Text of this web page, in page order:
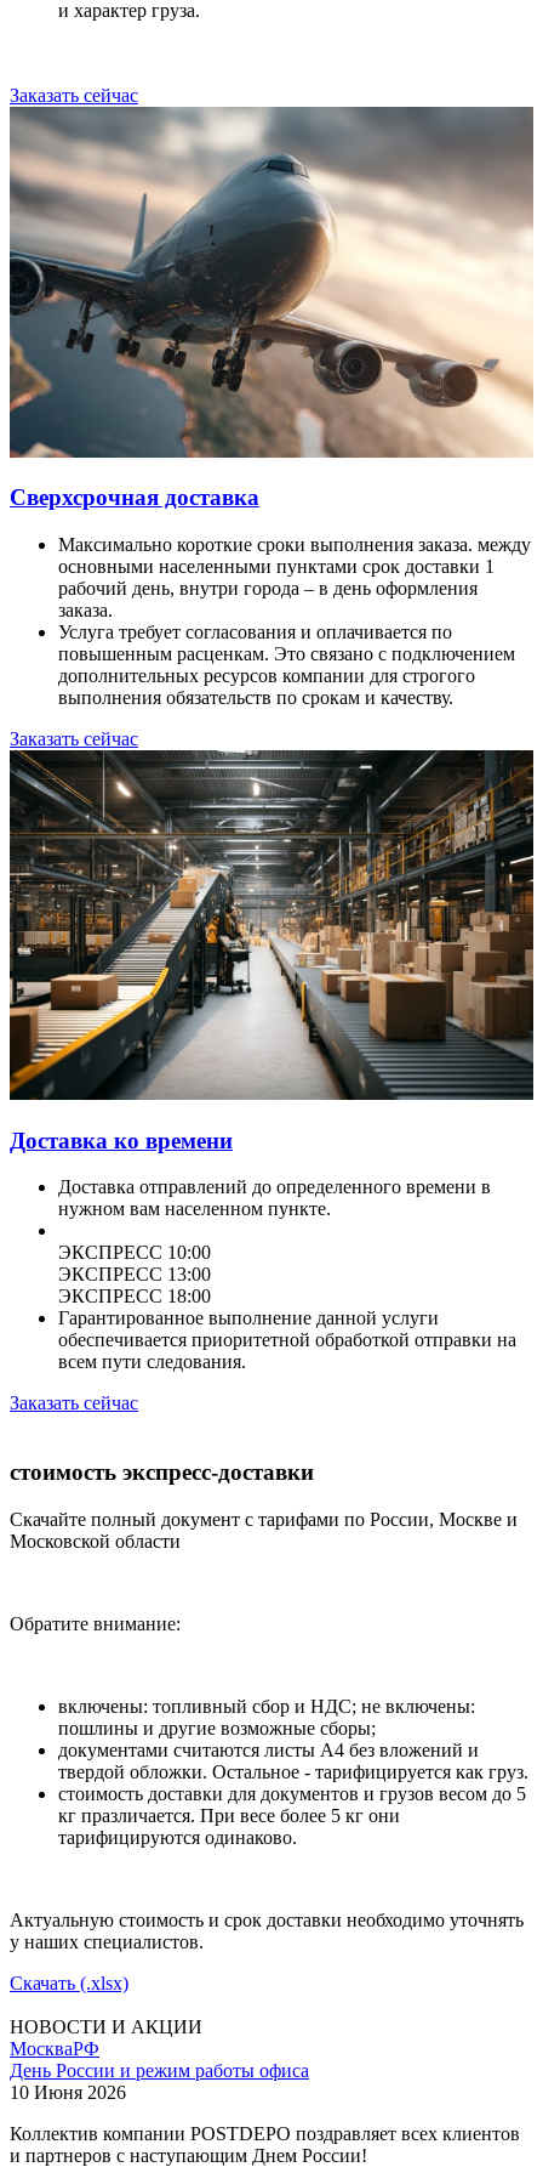
и характер груза.
Заказать сейчас
Сверхсрочная доставка
Максимально короткие сроки выполнения заказа. между
основными населенными пунктами срок доставки 1
рабочий день, внутри города – в день оформления
заказа.
Услуга требует согласования и оплачивается по
повышенным расценкам. Это связано с подключением
дополнительных ресурсов компании для строгого
выполнения обязательств по срокам и качеству.
Заказать сейчас
Доставка ко времени
Доставка отправлений до определенного времени в
нужном вам населенном пункте.
ЭКСПРЕСС 10:00
ЭКСПРЕСС 13:00
ЭКСПРЕСС 18:00
Гарантированное выполнение данной услуги
обеспечивается приоритетной обработкой отправки на
всем пути следования.
Заказать сейчас
стоимость экспресс-доставки
Скачайте полный документ с тарифами по России, Москве и
Московской области
Обратите внимание:
включены: топливный сбор и НДС; не включены:
пошлины и другие возможные сборы;
документами считаются листы А4 без вложений и
твердой обложки. Остальное - тарифицируется как груз.
стоимость доставки для документов и грузов весом до 5
кг празличается. При весе более 5 кг они
тарифицируются одинаково.
Актуальную стоимость и срок доставки необходимо уточнять
у наших специалистов.
Скачать (.xlsx)
НОВОСТИ И АКЦИИ
МоскваРФ
День России и режим работы офиса
10 Июня 2026
Коллектив компании POSTDEPO поздравляет всех клиентов
и партнеров с наступающим Днем России!